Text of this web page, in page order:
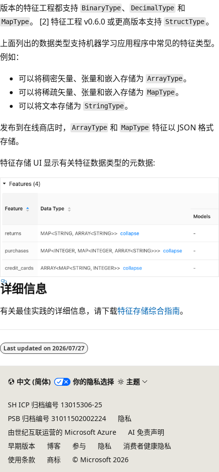
版本的特征工程都支持 BinaryType 、 DecimalType 和
MapType。 [2] 特征工程 v0.6.0 或更高版本支持 StructType。
上面列出的数据类型支持机器学习应用程序中常见的特征类型。
例如：
可以将稠密矢量、张量和嵌入存储为 ArrayType。
可以将稀疏矢量、张量和嵌入存储为 MapType。
可以将文本存储为 StringType。
发布到在线商店时，
ArrayType 和 MapType 特征以 JSON 格式
存储。
特征存储 UI 显示有关特征数据类型的元数据:
详细信息
有关最佳实践的详细信息，请下载特征存储综合指南。
Last updated on 2026/07/27
中文 (简体) 你的隐私选择 主题
SH ICP 归档编号 13015306-25
PSB 归档编号 31011502002224
隐私
由世纪互联运营的 Microsoft Azure
AI 免责声明
早期版本
博客 参与 隐私
消费者健康隐私
使用条款
商标 © Microsoft 2026